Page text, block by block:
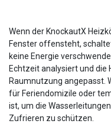
Wenn der KnockautX
Fenster offensteht,
keine Energie
Echtzeit analysiert und die
Raumnutzung angepasst.
für Feriendomizile oder
ist, um die
Zufrieren zu schützen.